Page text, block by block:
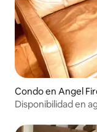
Condo en Angel
Disponibilidad en